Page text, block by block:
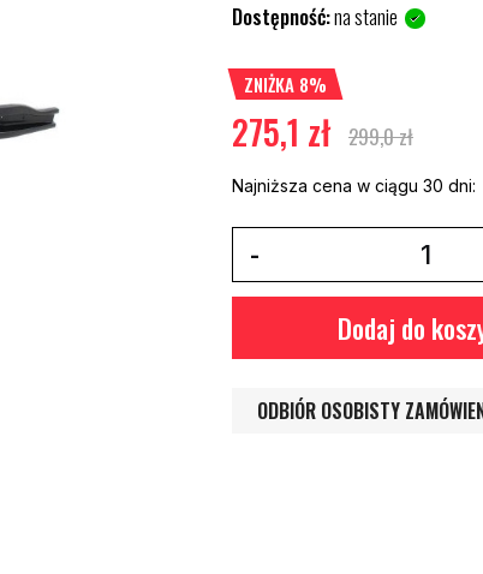
Dostępność:na stanie
ZNIŻKA 8%
275,1 zł 299,0 zł
Najniższa cena w ciągu 30 dni:
Dodaj do
ODBIÓR OSOBISTY